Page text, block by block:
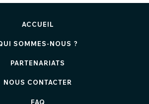
ACCUEIL
SOMMES-NOUS ?
PARTENARIATS
NOUS CONTACTER
FAQ